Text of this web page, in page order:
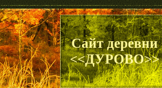
Сайт деревни
<<ДУРОВО>>